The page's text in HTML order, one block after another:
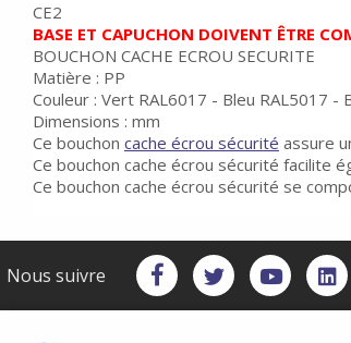
CE2
BASE ET CAPUCHON DOIVENT ÊTRE
BOUCHON CACHE ECROU SECURITE
Matière : PP
Couleur : Vert RAL6017 - Bleu RAL5017 -
Dimensions : mm
Ce bouchon cache écrou sécurité assure
Ce bouchon cache écrou sécurité facilite
Ce bouchon cache écrou sécurité se
Nous suivre